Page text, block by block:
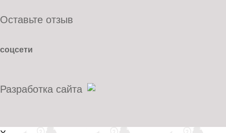
Оставьте отзыв
соцсети
Разработка сайта